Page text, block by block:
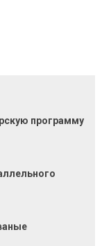
программу